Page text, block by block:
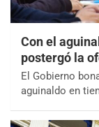
Con el
postergó la
El Gobierno
aguinaldo en